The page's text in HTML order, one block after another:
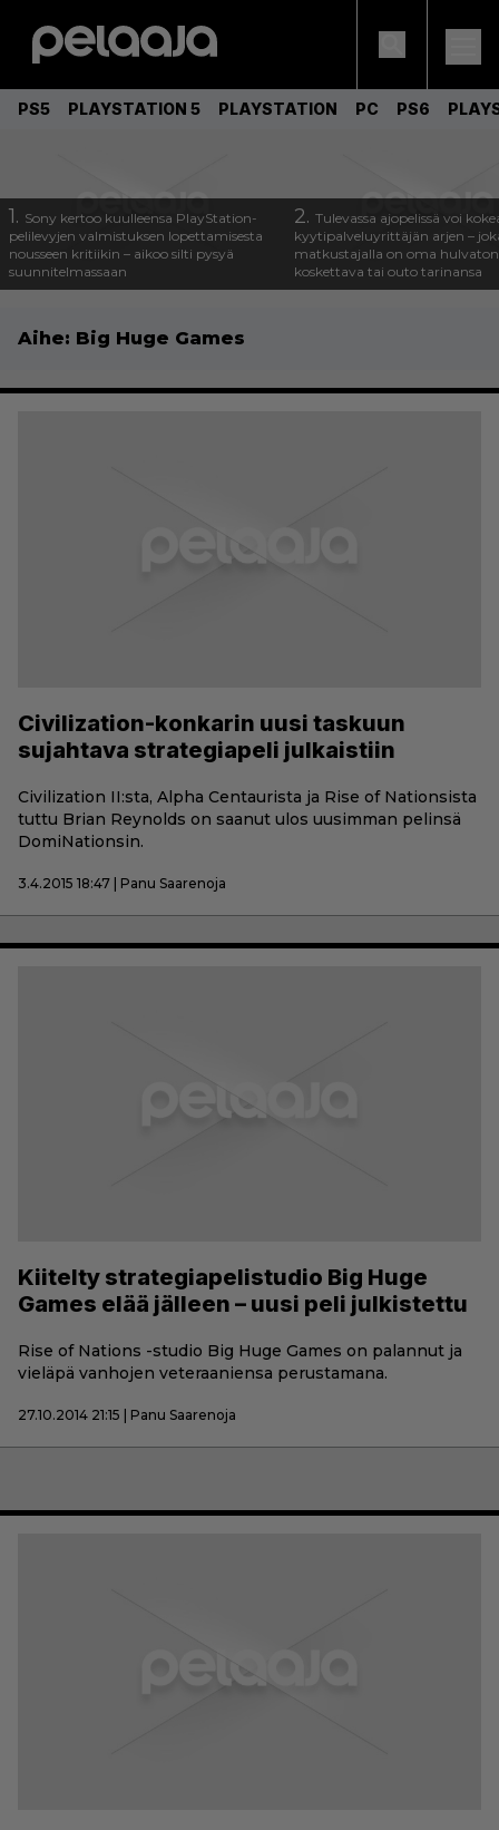
PS5 PLAYSTATION 5 PLAYSTATION PC PS6
1. Sony kertoo kuulleensa PlayStation-
pelilevyjen valmistuksen lopettamisesta
nousseen kritiikin – aikoo silti pysyä
suunnitelmassaan
2. Tulevassa ajopelissä voi
kyytipalveluyrittäjän arjen –
matkustajalla on oma
koskettava tai outo tarinansa
Aihe: Big Huge Games
Civilization-konkarin uusi taskuun
sujahtava strategiapeli julkaistiin
Civilization II:sta, Alpha Centaurista ja Rise of Nationsista
tuttu Brian Reynolds on saanut ulos uusimman pelinsä
DomiNationsin.
3.4.2015 18:47 | Panu Saarenoja
Kiitelty strategiapelistudio Big Huge
Games elää jälleen – uusi peli julkistettu
Rise of Nations -studio Big Huge Games on palannut ja
vieläpä vanhojen veteraaniensa perustamana.
27.10.2014 21:15 | Panu Saarenoja